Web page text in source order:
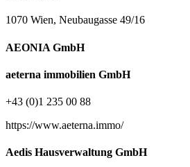
1070 Wien, Neubaugasse 49/16
AEONIA GmbH
aeterna immobilien GmbH
+43 (0)1 235 00 88
https://www.aeterna.immo/
Aedis Hausverwaltung GmbH